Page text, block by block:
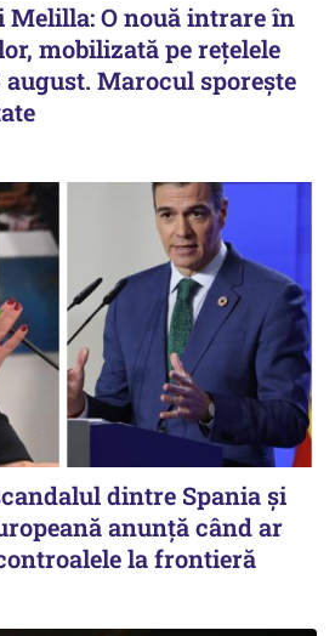
Melilla: O nouă intrare în
mobilizată pe rețelele
august. Marocul sporește
dintre Spania și
anunță când ar
la frontieră